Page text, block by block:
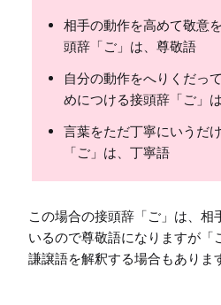
相手の動作を高めて敬意
頭辞「ご」は、尊敬語
自分の動作をへりくだっ
めにつける接頭辞「ご」
言葉をただ丁寧にいうだ
「ご」は、丁寧語
この場合の接頭辞「ご」は、相
いるので尊敬語になりますが「
謙譲語を解釈する場合もありま